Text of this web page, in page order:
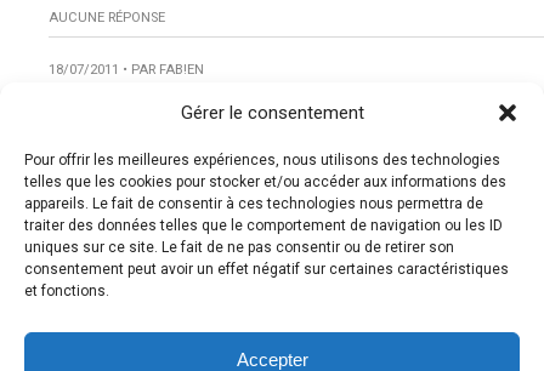
Gérer le consentement
Pour offrir les meilleures expériences, nous utilisons des technologies
telles que les cookies pour stocker et/ou accéder aux informations des
appareils. Le fait de consentir à ces technologies nous permettra de
traiter des données telles que le comportement de navigation ou les ID
uniques sur ce site. Le fait de ne pas consentir ou de retirer son
consentement peut avoir un effet négatif sur certaines caractéristiques
et fonctions.
Accepter
AUCUNE RÉPONSE
18/07/2011 • PAR FAB!EN
[CINÉMA] Los Ojos de Julia
AUCUNE RÉPONSE
Charger Des Entrées Supplémentaires Taguées De Cette
Façon…
Retour au début